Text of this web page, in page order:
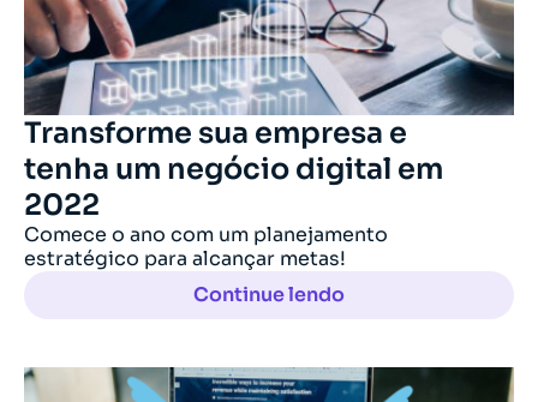
Transforme sua empresa e
tenha um negócio digital em
2022
Comece o ano com um planejamento
estratégico para alcançar metas!
Continue lendo